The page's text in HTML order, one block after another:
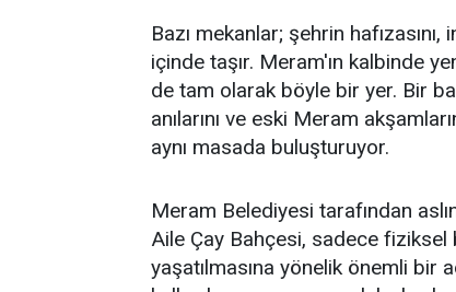
Bazı mekanlar; şehrin hafızasını,
içinde taşır. Meram'ın kalbinde
de tam olarak böyle bir yer. Bir
anılarını ve eski Meram
aynı masada buluşturuyor.
Meram Belediyesi tarafından
Aile Çay Bahçesi, sadece
yaşatılmasına yönelik önemli bir